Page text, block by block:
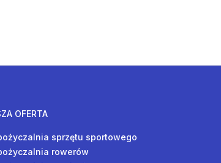
OFERTA
sprzętu sportowego
rowerów